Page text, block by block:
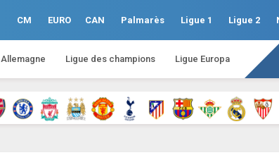
CM EURO CAN Palmarès Ligue 1 Ligue 2
Allemagne Ligue des champions Ligue Europa